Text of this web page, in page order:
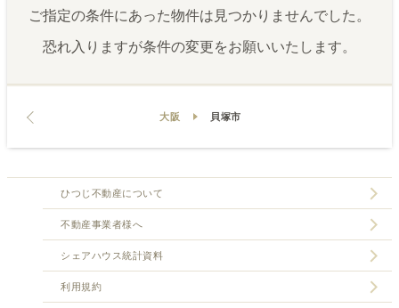
ご指定の条件にあった物件は見つかりませんでした。
恐れ入りますが条件の変更をお願いいたします。
大阪 貝塚市
ひつじ不動産について
不動産事業者様へ
シェアハウス統計資料
利用規約